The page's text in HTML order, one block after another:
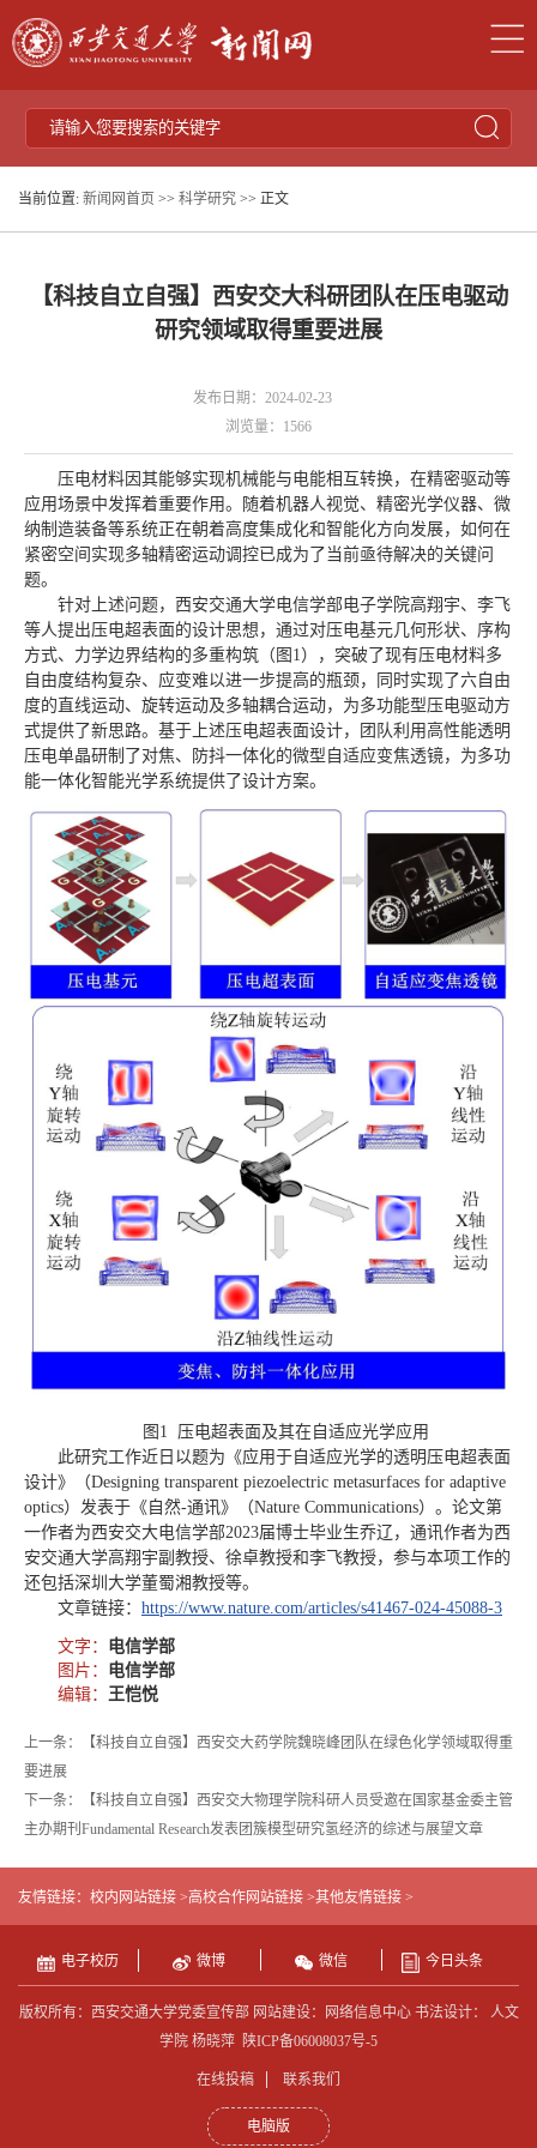
当前位置: 新闻网首页 >> 科学研究 >> 正文
【科技自立自强】西安交大科研团队在压电驱动
研究领域取得重要进展
发布日期：2024-02-23
浏览量： 1566
压电材料因其能够实现机械能与电能相互转换，在精密驱动等
应用场景中发挥着重要作用。随着机器人视觉、精密光学仪器、微
纳制造装备等系统正在朝着高度集成化和智能化方向发展，如何在
紧密空间实现多轴精密运动调控已成为了当前亟待解决的关键问
题。
针对上述问题，西安交通大学电信学部电子学院高翔宇、李飞
等人提出压电超表面的设计思想，通过对压电基元几何形状、序构
方式、力学边界结构的多重构筑（图1），突破了现有压电材料多
自由度结构复杂、应变难以进一步提高的瓶颈，同时实现了六自由
度的直线运动、旋转运动及多轴耦合运动，为多功能型压电驱动方
式提供了新思路。基于上述压电超表面设计，团队利用高性能透明
压电单晶研制了对焦、防抖一体化的微型自适应变焦透镜，为多功
能一体化智能光学系统提供了设计方案。
图1 压电超表面及其在自适应光学应用
此研究工作近日以题为《应用于自适应光学的透明压电超表面
设计》（Designing transparent piezoelectric metasurfaces for adaptive
optics） 发表于《自然-通讯》（Nature Communications） 。论文第
一作者为西安交大电信学部2023届博士毕业生乔辽，通讯作者为西
安交通大学高翔宇副教授、徐卓教授和李飞教授，参与本项工作的
还包括深圳大学董蜀湘教授等。
文章链接： https://www.nature.com/articles/s41467-024-45088-3
文字： 电信学部
图片： 电信学部
编辑： 王恺悦
上一条：【科技自立自强】西安交大药学院魏晓峰团队在绿色化学领域取得重
要进展
下一条：【科技自立自强】西安交大物理学院科研人员受邀在国家基金委主管
主办期刊Fundamental Research发表团簇模型研究氢经济的综述与展望文章
友情链接： 校内网站链接 >高校合作网站链接 >其他友情链接 >
电子校历 微博 微信 今日头条
版权所有：西安交通大学党委宣传部 网站建设：网络信息中心 书法设计： 人文
学院 杨晓萍 陕ICP备06008037号-5
在线投稿 联系我们
电脑版